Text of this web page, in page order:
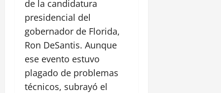
de la candidatura
presidencial del
gobernador de Florida,
Ron DeSantis. Aunque
ese evento estuvo
plagado de problemas
técnicos, subrayó el